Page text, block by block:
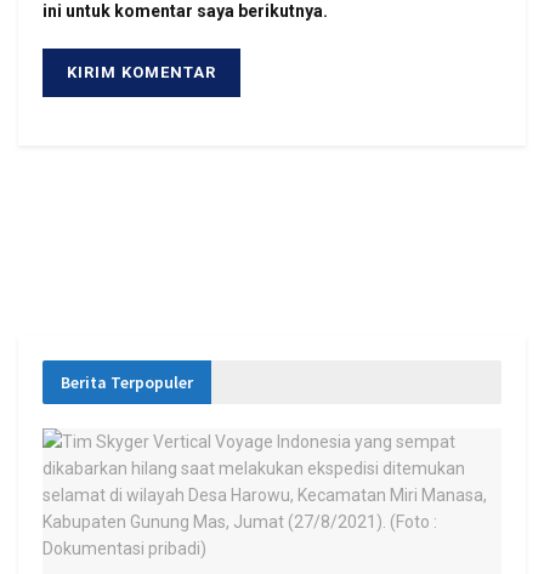
ini untuk komentar saya berikutnya.
Berita Terpopuler